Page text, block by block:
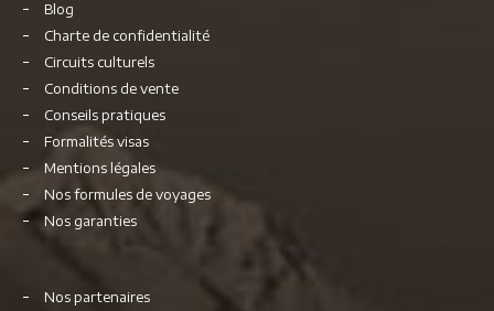
Blog
Charte de confidentialité
Circuits culturels
Conditions de vente
Conseils pratiques
Formalités visas
Mentions légales
Nos formules de voyages
Nos garanties
Nos partenaires